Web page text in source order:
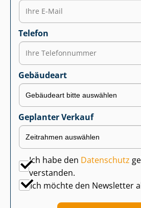
Telefon
Gebäudeart
Geplanter Verkauf
Ich habe den Datenschutz
verstanden.
Ich möchte den Newsletter